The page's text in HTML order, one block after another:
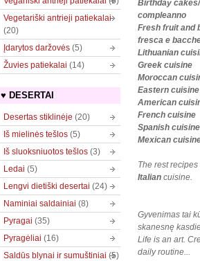
Birthday
compleanno
Fresh fruit and
fresca e
Lithuanian
Greek cuisine
Moroccan
Eastern cuisine
American
French cuisine
Spanish cuisine
Mexican
The rest
Italian cuisine.
Gyvenimas tai
skanesnę
Life is an art.
daily routine...
Vegetariški antrieji patiekalai
(20)
Įdarytos daržovės (5)
Žuvies patiekalai (14)
♥ DESERTAI
Desertas stiklinėje (20)
Iš mielinės tešlos (5)
Iš sluoksniuotos tešlos (3)
Ledai (5)
Lengvi dietiški desertai (24)
Naminiai saldainiai (8)
Pyragai (35)
Pyragėliai (16)
Saldūs blynai ir sumuštiniai (5)